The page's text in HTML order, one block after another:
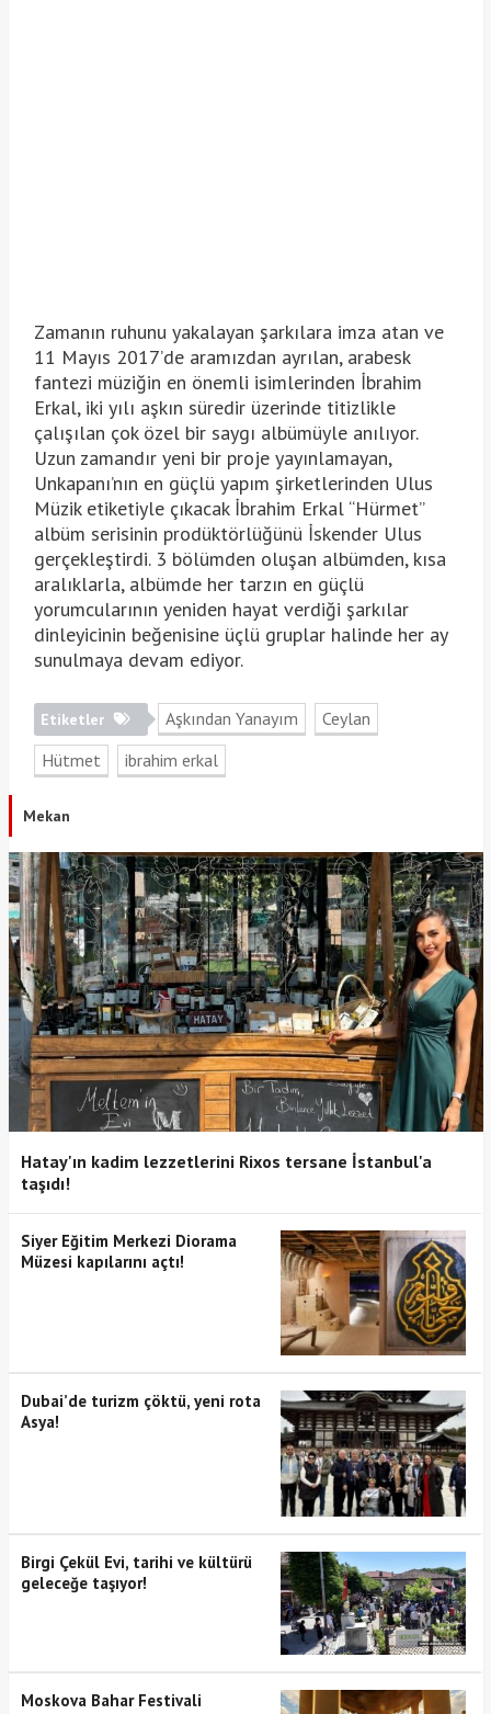
Zamanın ruhunu yakalayan şarkılara imza atan ve
11 Mayıs 2017’de aramızdan ayrılan, arabesk
fantezi müziğin en önemli isimlerinden İbrahim
Erkal, iki yılı aşkın süredir üzerinde titizlikle
çalışılan çok özel bir saygı albümüyle anılıyor.
Uzun zamandır yeni bir proje yayınlamayan,
Unkapanı’nın en güçlü yapım şirketlerinden Ulus
Müzik etiketiyle çıkacak İbrahim Erkal “Hürmet”
albüm serisinin prodüktörlüğünü İskender Ulus
gerçekleştirdi. 3 bölümden oluşan albümden, kısa
aralıklarla, albümde her tarzın en güçlü
yorumcularının yeniden hayat verdiği şarkılar
dinleyicinin beğenisine üçlü gruplar halinde her ay
sunulmaya devam ediyor.
Etiketler Aşkından Yanayım
Ceylan
Hütmet
ibrahim erkal
Mekan
Hatay'ın kadim lezzetlerini Rixos tersane İstanbul'a
taşıdı!
Siyer Eğitim Merkezi Diorama
Müzesi kapılarını açtı!
Dubai’de turizm çöktü, yeni rota
Asya!
Birgi Çekül Evi, tarihi ve kültürü
geleceğe taşıyor!
Moskova Bahar Festivali